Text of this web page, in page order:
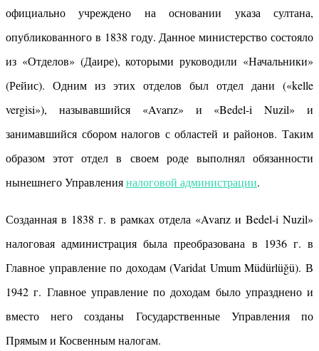
официально учреждено на основании указа султана,
опубликованного в 1838 году. Данное министерство состояло
из «Отделов» (Даире), которыми руководили «Начальники»
(Рейис). Одним из этих отделов был отдел дани («kelle
vergisi»), называвшийся «Avarız» и «Bedel-i Nuzil» и
занимавшийся сбором налогов с областей и районов. Таким
образом этот отдел в своем роде выполнял обязанности
нынешнего Управленияналоговой администрации.
Созданная в 1838 г. в рамках отдела «Avarız и Bedel-i Nuzil»
налоговая администрация была преобразована в 1936 г. в
Главное управление по доходам (Varidat Umum Müdürlüğü). В
1942 г. Главное управление по доходам было упразднено и
вместо него созданы Государственные Управления по
Прямым и Косвенным налогам.